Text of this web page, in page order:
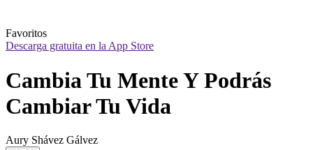
Favoritos
Descarga gratuita en la App Store
Cambia Tu Mente Y Podrás
Cambiar Tu Vida
Aury Shávez Gálvez